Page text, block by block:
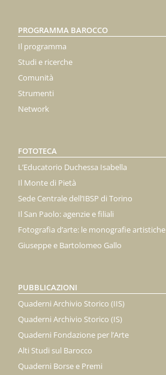
PROGRAMMA BAROCCO
Il programma
Studi e ricerche
Comunità
Strumenti
Network
FOTOTECA
L’Educatorio Duchessa Isabella
Il Monte di Pietà
Sede Centrale dell’IBSP di Torino
Il San Paolo: agenzie e filiali
Fotografia d’arte: le monografie artistiche
Giuseppe e Bartolomeo Gallo
PUBBLICAZIONI
Quaderni Archivio Storico (IIS)
Quaderni Archivio Storico (IS)
Quaderni Fondazione per l’Arte
Alti Studi sul Barocco
Quaderni Borse e Premi